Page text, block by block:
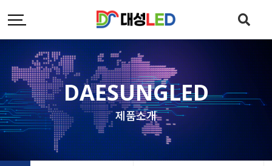
DAESUNGLED
제품소개